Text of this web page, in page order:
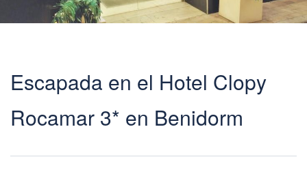
Escapada en el Hotel Clopy
Rocamar 3* en Benidorm